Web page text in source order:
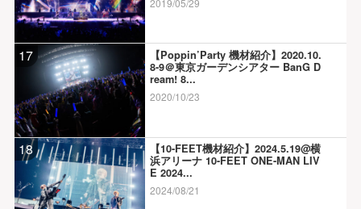
2019/05/29
17
【Poppin’Party 機材紹介】2020.10.
8-9＠東京ガーデンシアター BanG D
ream! 8...
2020/10/23
18
【10-FEET機材紹介】2024.5.19@横
浜アリーナ 10-FEET ONE-MAN LIV
E 2024...
2024/08/21